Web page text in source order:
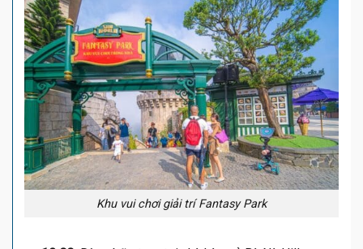
Khu vui chơi giải trí Fantasy Park